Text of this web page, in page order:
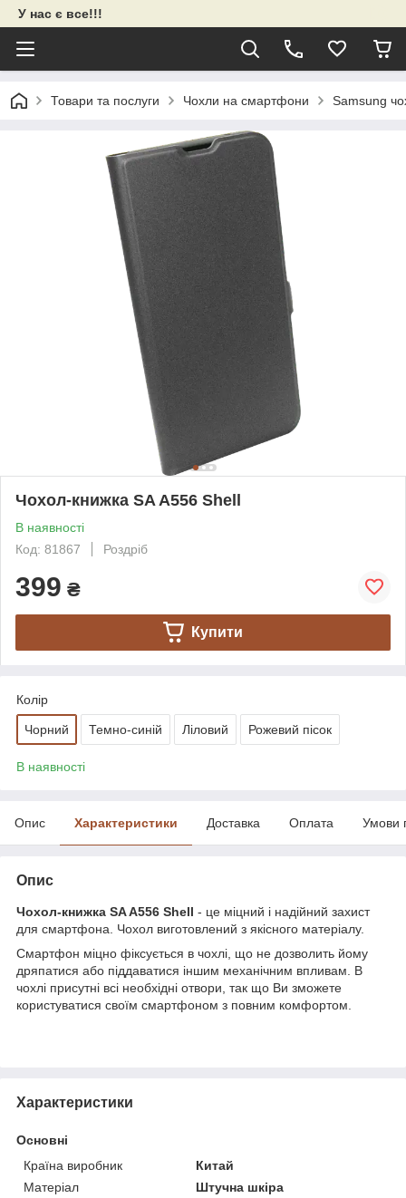
У нас є все!!!
Товари та послуги Чохли на смартфони Samsung
Чохол-книжка SA A556 Shell
В наявності
Код: 81867
Роздріб
399 ₴
Купити
Колір
Чорний Темно-синій Ліловий Рожевий пісок
В наявності
Опис Характеристики Доставка Оплата Умови
Опис
Чохол-книжка SA A556 Shell - це міцний і надійний захист
для смартфона. Чохол виготовлений з якісного матеріалу.
Смартфон міцно фіксується в чохлі, що не дозволить йому
дряпатися або піддаватися іншим механічним впливам. В
чохлі присутні всі необхідні отвори, так що Ви зможете
користуватися своїм смартфоном з повним комфортом.
Характеристики
Основні
Країна виробник
Китай
Матеріал
Штучна шкіра